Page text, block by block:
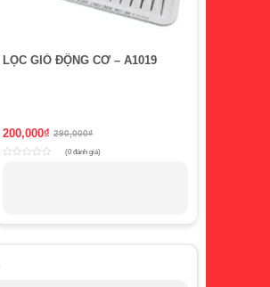
LỌC GIÓ ĐỘNG CƠ – A1019
200,000₫ 290,000₫
(0 đánh giá)